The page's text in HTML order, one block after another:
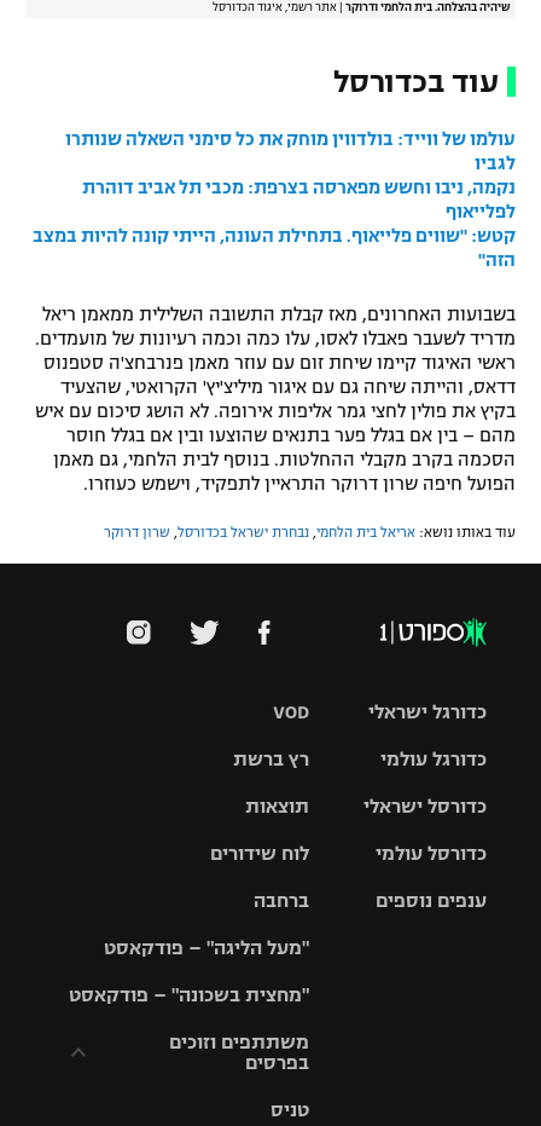
שיהיה בהצלחה. בית הלחמי ודרוקר אתר רשמי, איגוד הכדורסל
עוד בכדורסל
עולמו של ווייד: בולדווין מוחק את כל סימני השאלה שנותרו
לגביו
נקמה, ניבו וחשש מפארסה בצרפת: מכבי תל אביב דוהרת
לפלייאוף
קטש: "שווים פלייאוף. בתחילת העונה, הייתי קונה להיות במצב
הזה"
בשבועות האחרונים, מאז קבלת התשובה השלילית ממאמן ריאל
מדריד לשעבר פאבלו לאסו, עלו כמה וכמה רעיונות של מועמדים.
ראשי האיגוד קיימו שיחת זום עם עוזר מאמן פנרבחצ'ה סטפנוס
דדאס, והייתה שיחה גם עם איגור מיליצ'יץ' הקרואטי, שהצעיד
בקיץ את פולין לחצי גמר אליפות אירופה. לא הושג סיכום עם איש
מהם – בין אם בגלל פער בתנאים שהוצעו ובין אם בגלל חוסר
הסכמה בקרב מקבלי ההחלטות. בנוסף לבית הלחמי, גם מאמן
הפועל חיפה שרון דרוקר התראיין לתפקיד, וישמש כעוזרו.
עוד באותו נושא: אריאל בית הלחמי, נבחרת ישראל בכדורסל, שרון דרוקר
VOD
רץ ברשת
תוצאות
לוח שידורים
ברחבה
"מעל הליגה" – פודקאסט
"מחצית בשכונה" – פודקאסט
משתתפים וזוכים
בפרסים
טניס
כדורגל ישראלי
גביע הטוטו
כדורגל עולמי
האלופות
ליגה
כדורסל ישראלי
סל
כדורסל עולמי
ענפים נוספים